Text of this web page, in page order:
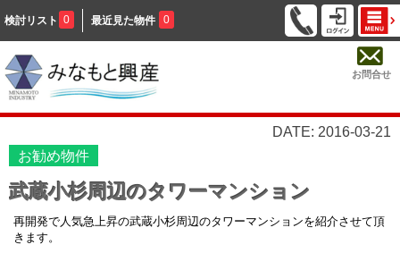
検討リスト 0 最近見た物件 0
お問合せ
DATE: 2016-03-21
お勧め物件
武蔵小杉周辺のタワーマンション
再開発で人気急上昇の武蔵小杉周辺のタワーマンションを紹介させて頂
きます。